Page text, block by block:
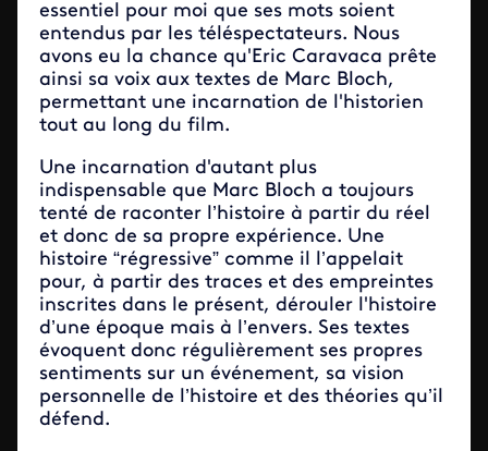
essentiel pour moi que ses mots soient
entendus par les téléspectateurs. Nous
avons eu la chance qu'Eric Caravaca prête
ainsi sa voix aux textes de Marc Bloch,
permettant une incarnation de l'historien
tout au long du film.
Une incarnation d'autant plus
indispensable que Marc Bloch a toujours
tenté de raconter l’histoire à partir du réel
et donc de sa propre expérience. Une
histoire “régressive” comme il l’appelait
pour, à partir des traces et des empreintes
inscrites dans le présent, dérouler l'histoire
d’une époque mais à l’envers. Ses textes
évoquent donc régulièrement ses propres
sentiments sur un événement, sa vision
personnelle de l’histoire et des théories qu’il
défend.